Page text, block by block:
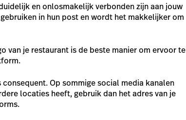
en onlosmakelijk verbonden zijn aan jouw
in hun post en wordt het makkelijker om
van je restaurant is de beste manier om ervoor te
consequent. Op sommige social media kanalen
locaties heeft, gebruik dan het adres van je